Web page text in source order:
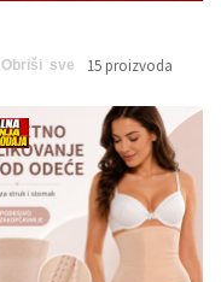
15 proizvoda
Obriši sve